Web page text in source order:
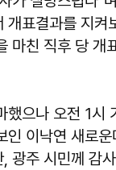
개표결과를 지켜
마친 직후 당 개
했으나 오전 1시
인 이낙연 새로
광주 시민께 감